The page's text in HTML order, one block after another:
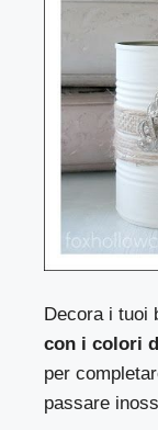
Decora i tuoi
con i colori
per
passare